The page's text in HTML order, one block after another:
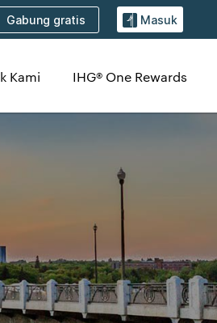
Gabung gratis Masuk
Kami IHG® One Rewards